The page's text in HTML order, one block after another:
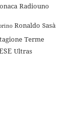
Radiouno
Ronaldo Sasà
Terme
Ultras